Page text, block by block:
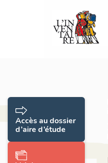
Accès au dossier
d’aire d’étude